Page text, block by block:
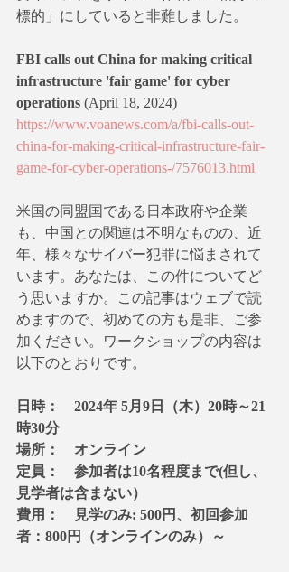
標的」にしていると非難しました。
FBI calls out China for making critical
infrastructure 'fair game' for cyber
operations (April 18, 2024)
https://www.voanews.com/a/fbi-calls-out-
china-for-making-critical-infrastructure-fair-
game-for-cyber-operations-/7576013.html
米国の同盟国である日本政府や企業
も、中国との関連は不明なものの、近
年、様々なサイバー犯罪に悩まされて
います。あなたは、この件についてど
う思いますか。この記事はウェブで読
めますので、初めての方も是非、ご参
加ください。ワークショップの内容は
以下のとおりです。
日時：　2024年 5月9日（木）20時～21
時30分
場所：　オンライン
定員：　参加者は10名程度まで(但し、
見学者は含まない）
費用：　見学のみ: 500円、初回参加
者：800円（オンラインのみ）～